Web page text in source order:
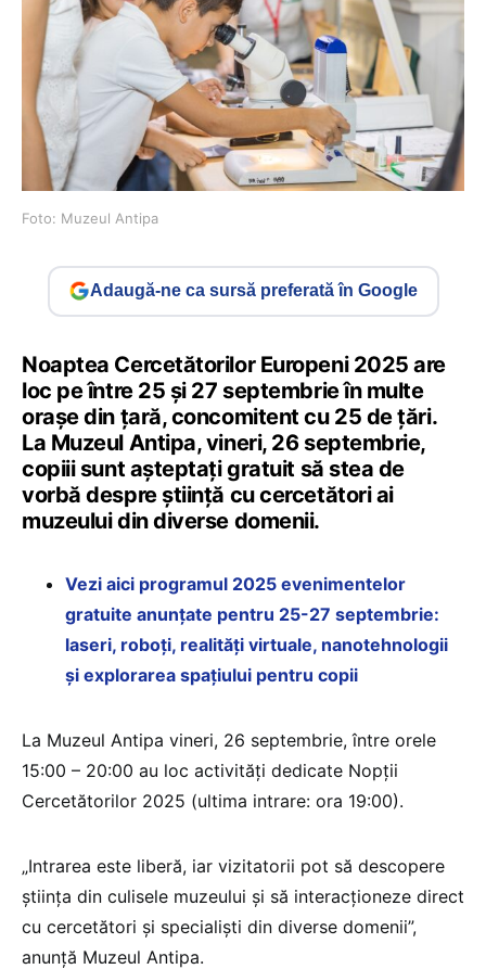
Foto: Muzeul Antipa
Adaugă-ne ca sursă preferată în Google
Noaptea Cercetătorilor Europeni 2025 are
loc pe între 25 și 27 septembrie în multe
orașe din țară, concomitent cu 25 de țări.
La Muzeul Antipa, vineri, 26 septembrie,
copiii sunt așteptați gratuit să stea de
vorbă despre știință cu cercetători ai
muzeului din diverse domenii.
Vezi aici programul 2025 evenimentelor
gratuite anunțate pentru 25-27 septembrie:
laseri, roboți, realități virtuale, nanotehnologii
și explorarea spațiului pentru copii
La Muzeul Antipa vineri, 26 septembrie, între orele
15:00 – 20:00 au loc activități dedicate Nopții
Cercetătorilor 2025 (ultima intrare: ora 19:00).
„Intrarea este liberă, iar vizitatorii pot să descopere
știința din culisele muzeului și să interacționeze direct
cu cercetători și specialiști din diverse domenii”,
anunță Muzeul Antipa.